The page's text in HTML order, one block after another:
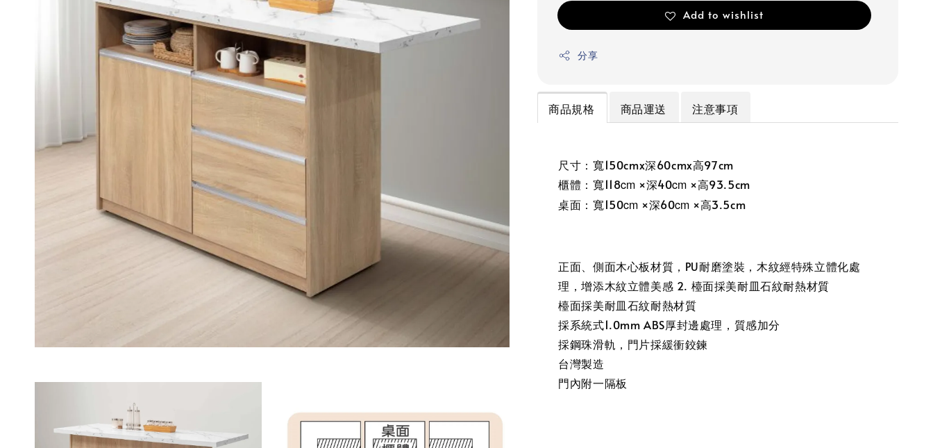
Add to wishlist
分享
商品規格 商品運送 注意事項
尺寸：寬150cmx深60cmx高97cm
櫃體：寬118cm ×深40cm ×高93.5cm
桌面：寬150cm ×深60cm ×高3.5cm
正面、側面木心板材質，PU耐磨塗裝，木紋經特殊立體化處
理，增添木紋立體美感 2. 檯面採美耐皿石紋耐熱材質
檯面採美耐皿石紋耐熱材質
採系統式1.0mm ABS厚封邊處理，質感加分
採鋼珠滑軌，門片採緩衝鉸鍊
台灣製造
門內附一隔板